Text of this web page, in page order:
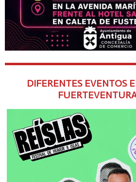
DIFERENTES EVENTOS